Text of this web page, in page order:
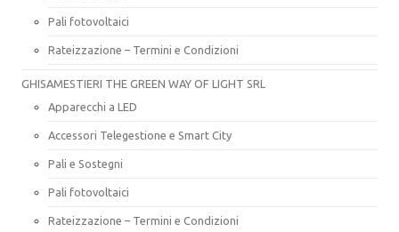
Pali fotovoltaici
Rateizzazione – Termini e Condizioni
GHISAMESTIERI THE GREEN WAY OF LIGHT SRL
Apparecchi a LED
Accessori Telegestione e Smart City
Pali e Sostegni
Pali fotovoltaici
Rateizzazione – Termini e Condizioni